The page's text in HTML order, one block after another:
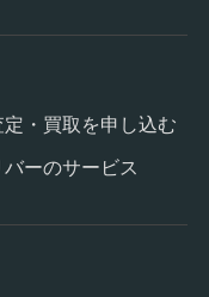
定・買取を申し込む
バーのサービス